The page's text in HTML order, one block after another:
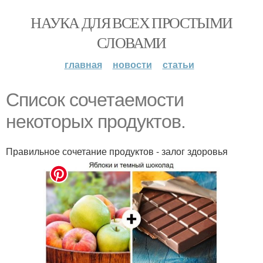
НАУКА ДЛЯ ВСЕХ ПРОСТЫМИ
СЛОВАМИ
главная новости статьи
Список сочетаемости
некоторых продуктов.
Правильное сочетание продуктов - залог здоровья